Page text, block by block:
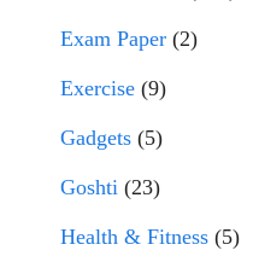
Exam Paper (2)
Exercise (9)
Gadgets (5)
Goshti (23)
Health & Fitness (5)